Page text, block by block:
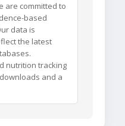
are committed to
based
data is
the latest
nutrition tracking
and a